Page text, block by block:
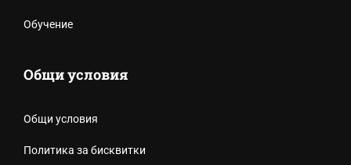
Обучение
Общи условия
Общи условия
Политика за бисквитки